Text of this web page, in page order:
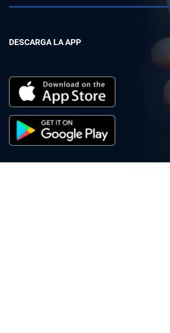
DESCARGA LA APP